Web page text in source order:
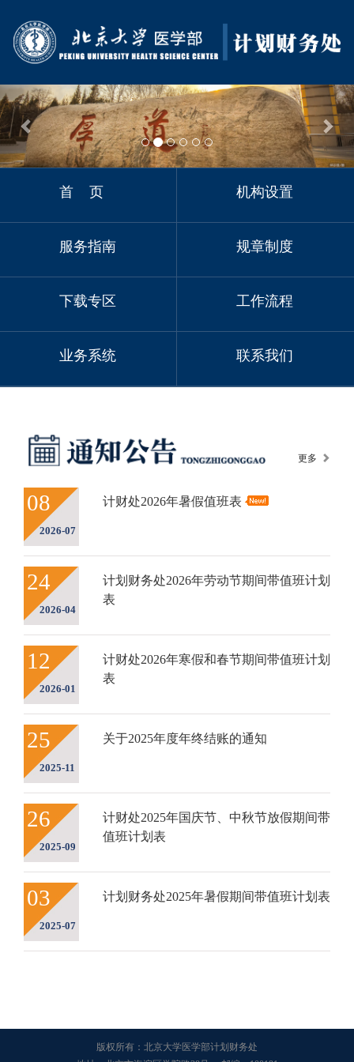
Previous
首 页 机构设置
服务指南 规章制度
下载专区 工作流程
业务系统 联系我们
更多
08
2026-07
计财处2026年暑假值班表
24
2026-04
计划财务处2026年劳动节期间带值班计划
表
12
2026-01
计财处2026年寒假和春节期间带值班计划
表
25
2025-11
关于2025年度年终结账的通知
26
2025-09
计财处2025年国庆节、中秋节放假期间带
值班计划表
03
2025-07
计划财务处2025年暑假期间带值班计划表
版权所有：北京大学医学部计划财务处